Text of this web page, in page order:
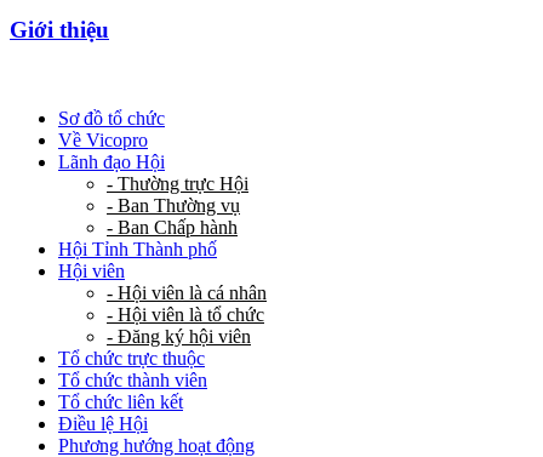
Giới thiệu
Sơ đồ tổ chức
Về Vicopro
Lãnh đạo Hội
- Thường trực Hội
- Ban Thường vụ
- Ban Chấp hành
Hội Tỉnh Thành phố
Hội viên
- Hội viên là cá nhân
- Hội viên là tổ chức
- Đăng ký hội viên
Tổ chức trực thuộc
Tổ chức thành viên
Tổ chức liên kết
Điều lệ Hội
Phương hướng hoạt động